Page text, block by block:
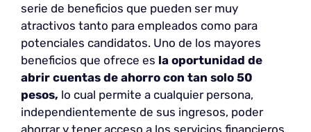
serie de beneficios que pueden ser muy
atractivos tanto para empleados como para
potenciales candidatos. Uno de los mayores
beneficios que ofrece es la oportunidad de
abrir cuentas de ahorro con tan solo 50
pesos, lo cual permite a cualquier persona,
independientemente de sus ingresos, poder
ahorrar y tener acceso a los servicios financieros